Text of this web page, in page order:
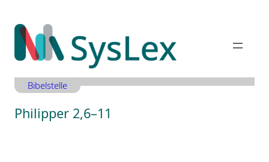
Inhalt
springen
Bibelstelle
Philipper 2,6–11